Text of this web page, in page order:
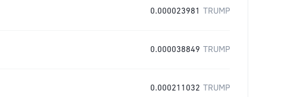
0.000023981 TRUMP
0.000038849 TRUMP
0.000211032 TRUMP